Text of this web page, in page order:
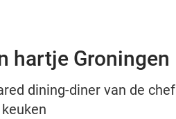
hartje Groningen
dining-diner van de chef